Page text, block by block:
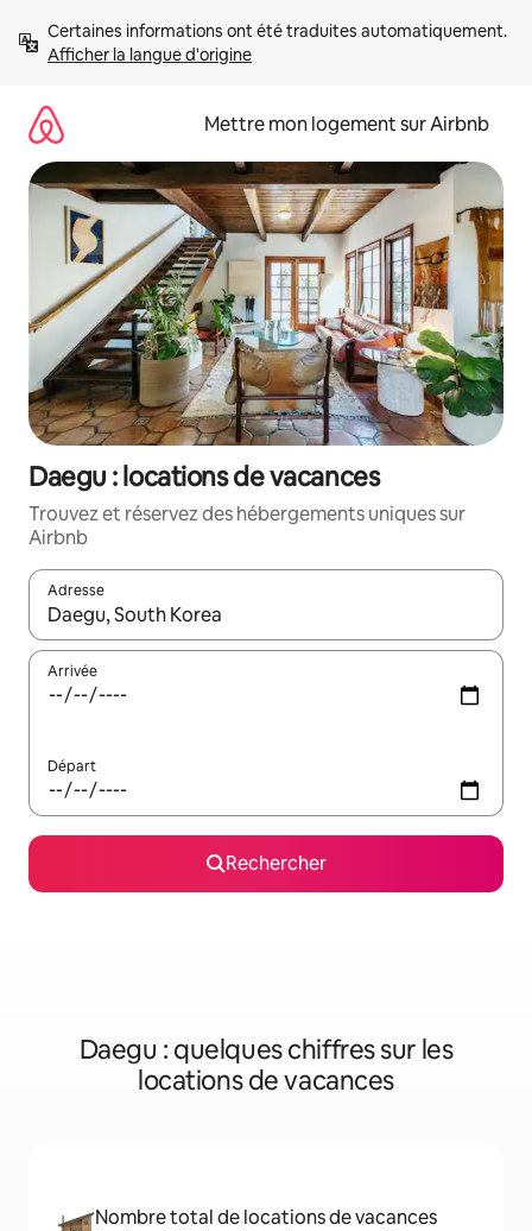
directement
Afficher la langue d'origine
Mettre mon logement sur Airbnb
Daegu : locations de vacances
Trouvez et réservez des hébergements uniques sur
Airbnb
Adresse
Lorsque les résultats s'affichent, utilisez les flèches vers le
Arrivée
Départ
Rechercher
Daegu : quelques chiffres sur les
locations de vacances
Nombre total de locations de vacances